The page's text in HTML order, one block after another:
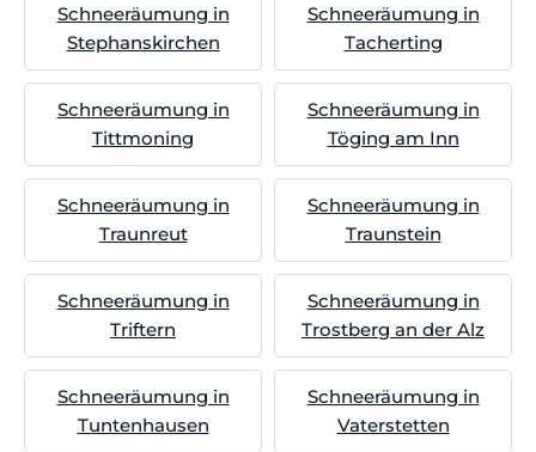
Schneeräumung in
Stephanskirchen
Schneeräumung in
Tacherting
Schneeräumung in
Tittmoning
Schneeräumung in
Töging am Inn
Schneeräumung in
Traunreut
Schneeräumung in
Traunstein
Schneeräumung in
Triftern
Schneeräumung in
Trostberg an der Alz
Schneeräumung in
Tuntenhausen
Schneeräumung in
Vaterstetten